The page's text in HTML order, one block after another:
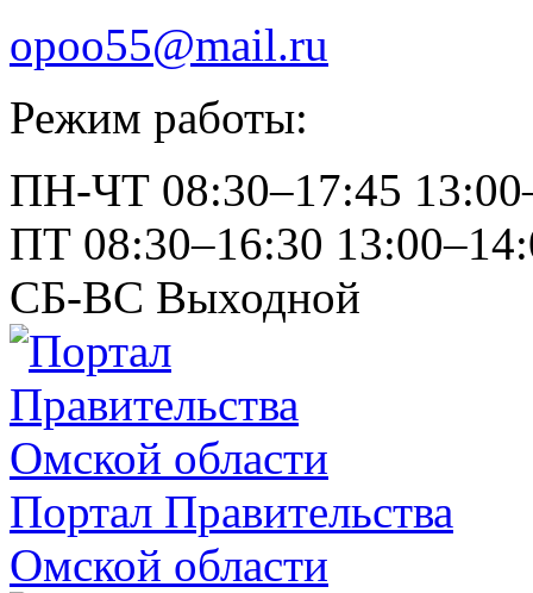
opoo55@mail.ru
Режим работы:
ПН-ЧТ 08:30–17:45
ПТ 08:30–16:30
СБ-ВС Выходной
Портал Правительства
Омской области